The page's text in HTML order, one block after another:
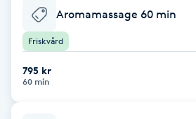
Enzympeeling
Extensions borttagning
Aromamassage 60 min
Friskvård
795 kr
60 min